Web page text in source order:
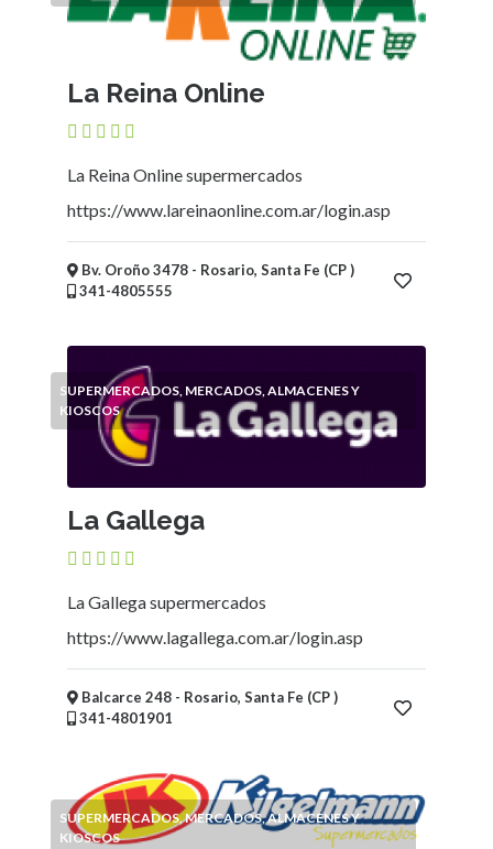
La Reina Online
La Reina Online supermercados
https://www.lareinaonline.com.ar/login.asp
Bv. Oroño 3478 - Rosario, Santa Fe (CP )
341-4805555
SUPERMERCADOS, MERCADOS, ALMACENES Y
KIOSCOS
La Gallega
La Gallega supermercados
https://www.lagallega.com.ar/login.asp
Balcarce 248 - Rosario, Santa Fe (CP )
341-4801901
SUPERMERCADOS, MERCADOS, ALMACENES Y
KIOSCOS